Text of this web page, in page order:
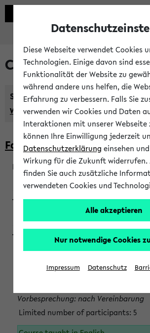
Courses taught in
Semester:
WiSe 2026/2027 SoSe 2026 Previous...
Faculty of Biology
200923
Wendisch, Peters-Wendisch,
Projektmodul "Bakterielle
Persönliche Anmeldung beim
Vorbesprechung: nach Vereinbarung
Limited number of participants: 5
Diese Webseite verwendet Cookies
Technologien. Einige davon sind
Funktionalität der Website zu
während andere uns helfen, die
Erfahrung zu verbessern. Falls Sie
verwenden wir Cookies und Daten
Interaktionen mit unserer Webseite
können Ihre Einwilligung jederzeit
Datenschutzerklärung einsehen
Wirkung für die Zukunft widerrufen.
finden Sie auch zusätzliche
verwendeten Cookies und
Alle akzeptieren
Nur notwendige Cookies
Impressum Datenschutz